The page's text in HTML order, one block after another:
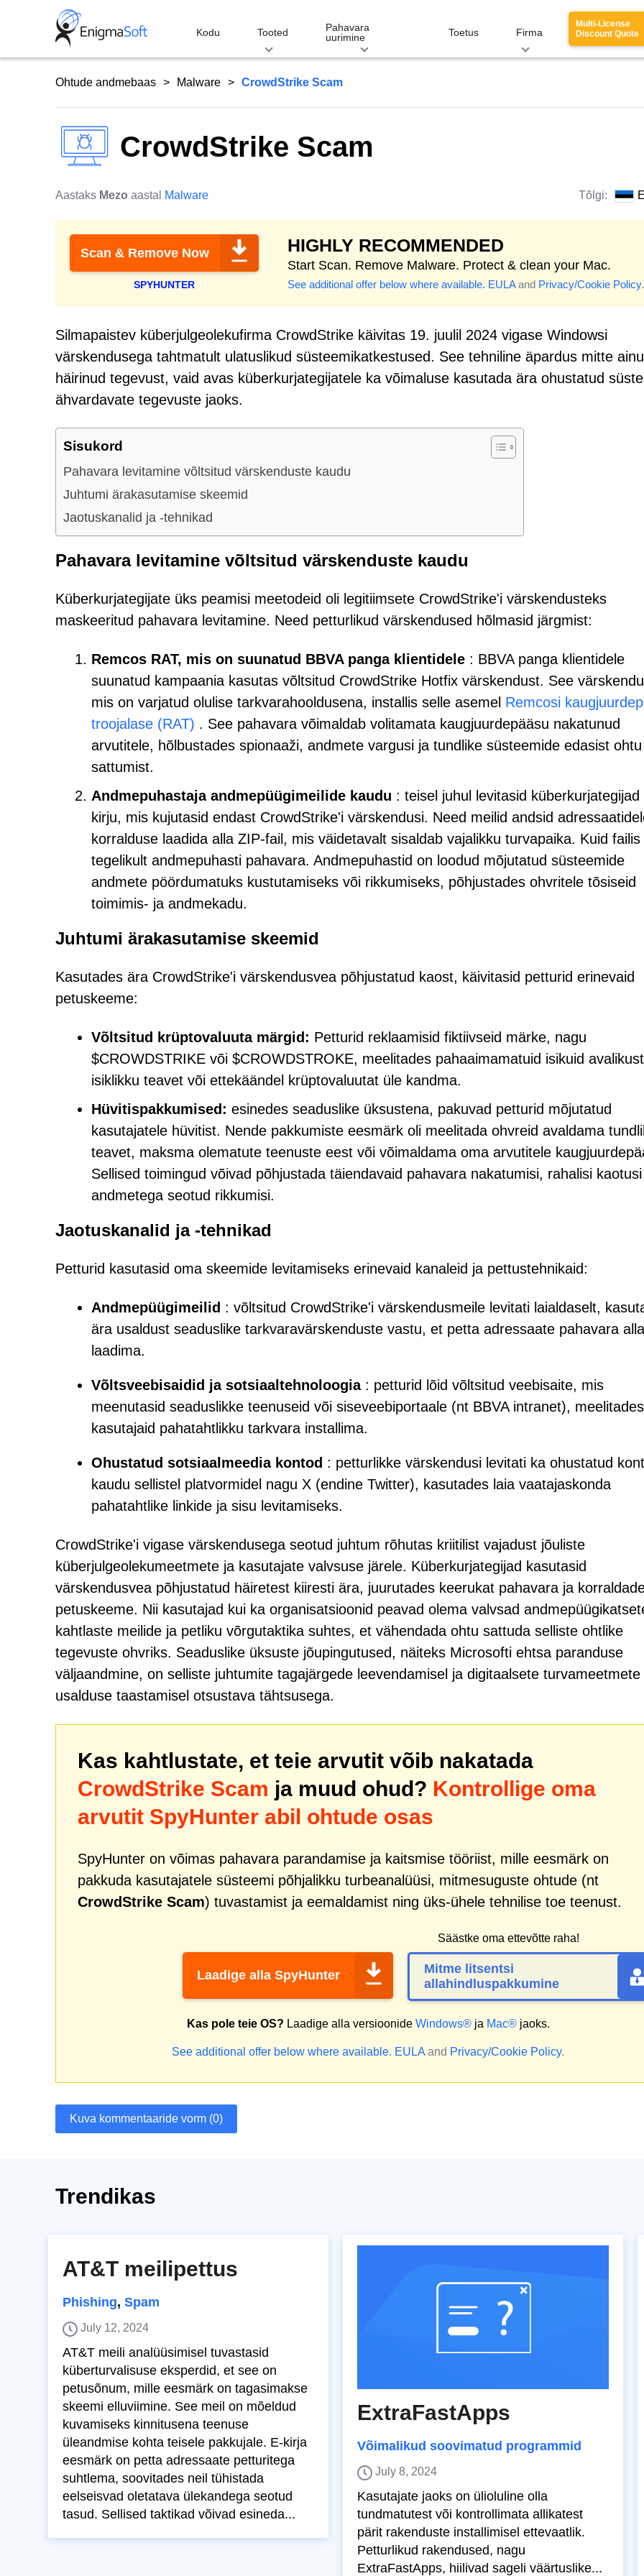
Kodu Tooted
Pahavara
uurimine
Toetus Firma
Multi-License
Discount Quote
Ohtude andmebaas Malware CrowdStrike Scam
CrowdStrike Scam
Aastaks Mezo aastal Malware Tõlgi:
Scan & Remove Now
SPYHUNTER
HIGHLY RECOMMENDED
Start Scan. Remove Malware. Protect & clean your Mac.
See additional offer below where available. EULAand Privacy/Cookie Policy.
Silmapaistev küberjulgeolekufirma CrowdStrike käivitas 19. juulil 2024 vigase Windowsi
värskendusega tahtmatult ulatuslikud süsteemikatkestused. See tehniline äpardus mitte
häirinud tegevust, vaid avas küberkurjategijatele ka võimaluse kasutada ära ohustatud
ähvardavate tegevuste jaoks.
Sisukord
Pahavara levitamine võltsitud värskenduste kaudu
Juhtumi ärakasutamise skeemid
Jaotuskanalid ja -tehnikad
Pahavara levitamine võltsitud värskenduste kaudu
Küberkurjategijate üks peamisi meetodeid oli legitiimsete CrowdStrike'i värskendusteks
maskeeritud pahavara levitamine. Need petturlikud värskendused hõlmasid järgmist:
Remcos RAT, mis on suunatud BBVA panga klientidele : BBVA panga klientidele
suunatud kampaania kasutas võltsitud CrowdStrike Hotfix värskendust. See
mis on varjatud olulise tarkvarahooldusena, installis selle asemel Remcosi
troojalase (RAT) . See pahavara võimaldab volitamata kaugjuurdepääsu nakatunud
arvutitele, hõlbustades spionaaži, andmete vargusi ja tundlike süsteemide edasist ohtu
sattumist.
Andmepuhastaja andmepüügimeilide kaudu : teisel juhul levitasid küberkurjategijad
kirju, mis kujutasid endast CrowdStrike'i värskendusi. Need meilid andsid
korralduse laadida alla ZIP-fail, mis väidetavalt sisaldab vajalikku turvapaika. Kuid failis
tegelikult andmepuhasti pahavara. Andmepuhastid on loodud mõjutatud süsteemide
andmete pöördumatuks kustutamiseks või rikkumiseks, põhjustades ohvritele tõsiseid
toimimis- ja andmekadu.
Juhtumi ärakasutamise skeemid
Kasutades ära CrowdStrike'i värskendusvea põhjustatud kaost, käivitasid petturid erinevaid
petuskeeme:
Võltsitud krüptovaluuta märgid: Petturid reklaamisid fiktiivseid märke, nagu
$CROWDSTRIKE või $CROWDSTROKE, meelitades pahaaimamatuid isikuid
isiklikku teavet või ettekäändel krüptovaluutat üle kandma.
Hüvitispakkumised: esinedes seaduslike üksustena, pakuvad petturid mõjutatud
kasutajatele hüvitist. Nende pakkumiste eesmärk oli meelitada ohvreid avaldama
teavet, maksma olematute teenuste eest või võimaldama oma arvutitele
Sellised toimingud võivad põhjustada täiendavaid pahavara nakatumisi, rahalisi
andmetega seotud rikkumisi.
Jaotuskanalid ja -tehnikad
Petturid kasutasid oma skeemide levitamiseks erinevaid kanaleid ja pettustehnikaid:
Andmepüügimeilid : võltsitud CrowdStrike'i värskendusmeile levitati laialdaselt,
ära usaldust seaduslike tarkvaravärskenduste vastu, et petta adressaate pahavara alla
laadima.
Võltsveebisaidid ja sotsiaaltehnoloogia: petturid lõid võltsitud veebisaite, mis
meenutasid seaduslikke teenuseid või siseveebiportaale (nt BBVA intranet), meelitades
kasutajaid pahatahtlikku tarkvara installima.
Ohustatud sotsiaalmeedia kontod : petturlikke värskendusi levitati ka ohustatud
kaudu sellistel platvormidel nagu X (endine Twitter), kasutades laia vaatajaskonda
pahatahtlike linkide ja sisu levitamiseks.
CrowdStrike'i vigase värskendusega seotud juhtum rõhutas kriitilist vajadust jõuliste
küberjulgeolekumeetmete ja kasutajate valvsuse järele. Küberkurjategijad kasutasid
värskendusvea põhjustatud häiretest kiiresti ära, juurutades keerukat pahavara ja
petuskeeme. Nii kasutajad kui ka organisatsioonid peavad olema valvsad
kahtlaste meilide ja petliku võrgutaktika suhtes, et vähendada ohtu sattuda selliste ohtlike
tegevuste ohvriks. Seaduslike üksuste jõupingutused, näiteks Microsofti ehtsa paranduse
väljaandmine, on selliste juhtumite tagajärgede leevendamisel ja digitaalsete turvameetmete
usalduse taastamisel otsustava tähtsusega.
Kas kahtlustate, et teie arvutit võib nakatada
CrowdStrike Scam ja muud ohud? Kontrollige oma
arvutit SpyHunter abil ohtude osas
SpyHunter on võimas pahavara parandamise ja kaitsmise tööriist, mille eesmärk on
pakkuda kasutajatele süsteemi põhjalikku turbeanalüüsi, mitmesuguste ohtude (nt
CrowdStrike Scam) tuvastamist ja eemaldamist ning üks-ühele tehnilise toe teenust.
Laadige alla SpyHunter
Säästke oma ettevõtte raha!
Mitme litsentsi
allahindluspakkumine
Kas pole teie OS? Laadige alla versioonide Windows®ja Mac®jaoks.
See additional offer below where available. EULA and Privacy/Cookie Policy.
Kuva kommentaaride vorm (0)
Trendikas
AT&T meilipettus
Phishing, Spam
July 12, 2024
AT&T meili analüüsimisel tuvastasid
küberturvalisuse eksperdid, et see on
petusõnum, mille eesmärk on tagasimakse
skeemi elluviimine. See meil on mõeldud
kuvamiseks kinnitusena teenuse
üleandmise kohta teisele pakkujale. E-kirja
eesmärk on petta adressaate petturitega
suhtlema, soovitades neil tühistada
eelseisvad oletatava ülekandega seotud
tasud. Sellised taktikad võivad esineda...
ExtraFastApps
Võimalikud soovimatud programmid
July 8, 2024
Kasutajate jaoks on ülioluline olla
tundmatutest või kontrollimata allikatest
pärit rakenduste installimisel ettevaatlik.
Petturlikud rakendused, nagu
ExtraFastApps, hiilivad sageli väärtuslike...